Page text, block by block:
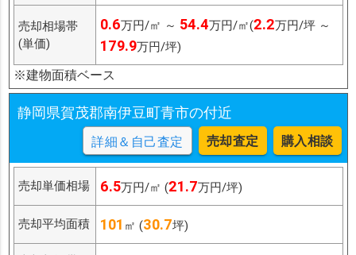
売却相場帯
(単価)
0.6万円/㎡ ～ 54.4万円/㎡(2.2万円/坪 ～
179.9万円/坪)
※建物面積ベース
静岡県賀茂郡南伊豆町青市の付近
詳細＆自己査定 売却査定 購入相談
売却単価相場 6.5万円/㎡ (21.7万円/坪)
売却平均面積 101 ㎡ (30.7坪)